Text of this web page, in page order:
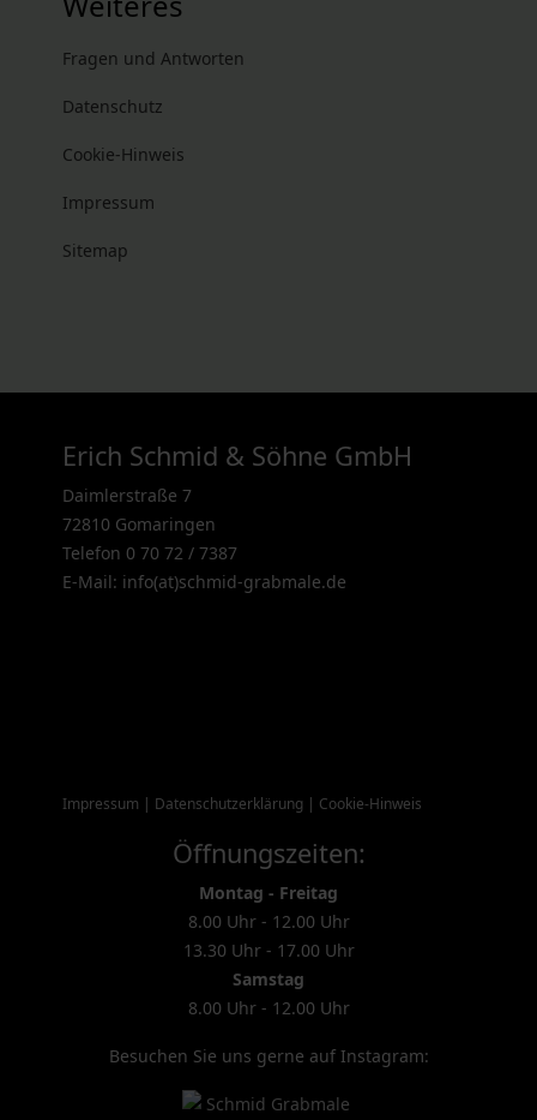
Fragen und Antworten
Datenschutz
Cookie-Hinweis
Impressum
Sitemap
Erich Schmid & Söhne GmbH
Daimlerstraße 7
72810 Gomaringen
Telefon 0 70 72 / 7387
E-Mail: info(at)schmid-grabmale.de
Impressum | Datenschutzerklärung | Cookie-Hinweis
Öffnungszeiten:
Montag - Freitag
8.00 Uhr - 12.00 Uhr
13.30 Uhr - 17.00 Uhr
Samstag
8.00 Uhr - 12.00 Uhr
Besuchen Sie uns gerne auf Instagram: